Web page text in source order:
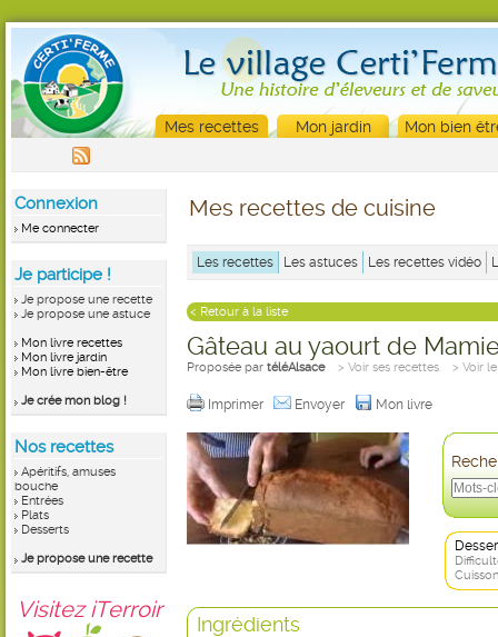
Mes recettes Mon jardin Mon bien
Connexion
Me connecter
Je participe !
Je propose une recette
Je propose une astuce
Mon livre recettes
Mon livre jardin
Mon livre bien-être
Je crée mon blog !
Nos recettes
Apéritifs, amuses
bouche
Entrées
Plats
Desserts
Je propose une recette
Visitez iTerroir
Mes recettes de cuisine
Les recettes Les astuces Les recettes vidéo
< Retour à la liste
Gâteau au yaourt de
Proposée par téléAlsace > Voir ses recettes > Voir
Imprimer Envoyer Mon livre
Ingrédients